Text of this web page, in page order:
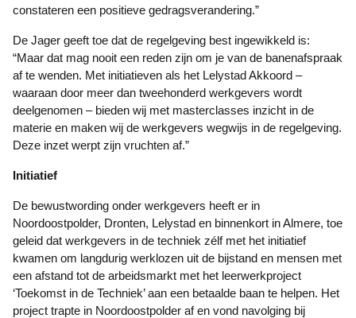
constateren een positieve gedragsverandering.”
De Jager geeft toe dat de regelgeving best ingewikkeld is:
“Maar dat mag nooit een reden zijn om je van de banenafspraak
af te wenden. Met initiatieven als het Lelystad Akkoord –
waaraan door meer dan tweehonderd werkgevers wordt
deelgenomen – bieden wij met masterclasses inzicht in de
materie en maken wij de werkgevers wegwijs in de regelgeving.
Deze inzet werpt zijn vruchten af.”
Initiatief
De bewustwording onder werkgevers heeft er in
Noordoostpolder, Dronten, Lelystad en binnenkort in Almere, toe
geleid dat werkgevers in de techniek zélf met het initiatief
kwamen om langdurig werklozen uit de bijstand en mensen met
een afstand tot de arbeidsmarkt met het leerwerkproject
‘Toekomst in de Techniek’ aan een betaalde baan te helpen. Het
project trapte in Noordoostpolder af en vond navolging bij